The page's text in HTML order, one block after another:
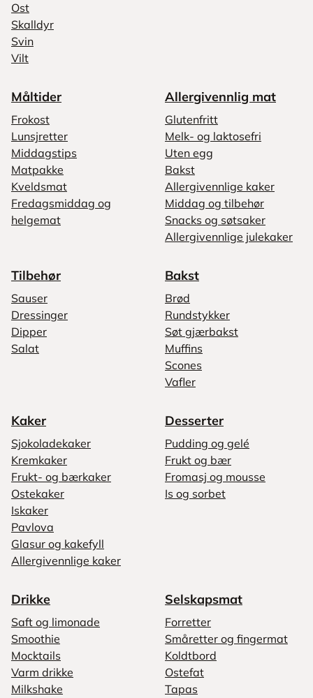
Ost
Skalldyr
Svin
Vilt
Måltider
Frokost
Lunsjretter
Middagstips
Matpakke
Kveldsmat
Fredagsmiddag og
helgemat
Allergivennlig mat
Glutenfritt
Melk- og laktosefri
Uten egg
Bakst
Allergivennlige kaker
Middag og tilbehør
Snacks og søtsaker
Allergivennlige julekaker
Tilbehør
Sauser
Dressinger
Dipper
Salat
Bakst
Brød
Rundstykker
Søt gjærbakst
Muffins
Scones
Vafler
Kaker
Sjokoladekaker
Kremkaker
Frukt- og bærkaker
Ostekaker
Iskaker
Pavlova
Glasur og kakefyll
Allergivennlige kaker
Desserter
Pudding og gelé
Frukt og bær
Fromasj og mousse
Is og sorbet
Drikke
Saft og limonade
Smoothie
Mocktails
Varm drikke
Milkshake
Selskapsmat
Forretter
Småretter og fingermat
Koldtbord
Ostefat
Tapas